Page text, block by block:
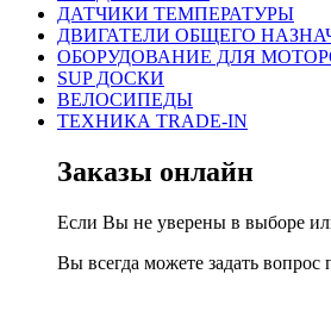
ДАТЧИКИ ТЕМПЕРАТУРЫ
ДВИГАТЕЛИ ОБЩЕГО
ОБОРУДОВАНИЕ ДЛЯ
SUP ДОСКИ
ВЕЛОСИПЕДЫ
ТЕХНИКА TRADE-IN
Заказы онлайн
Если Вы не уверены в выборе
Вы всегда можете задать вопрос